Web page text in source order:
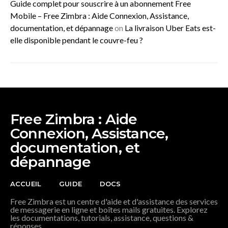
Guide complet pour souscrire à un abonnement Free
Mobile – Free Zimbra : Aide Connexion, Assistance,
documentation, et dépannageon La livraison Uber Eats est-
elle disponible pendant le couvre-feu ?
Free Zimbra : Aide
Connexion, Assistance,
documentation, et
dépannage
ACCUEIL GUIDE DOCS
Free Zimbra est un centre d'aide et d'assistance des services
de messagerie en ligne et boîtes mails gratuites. Explorez
les documentations, tutorials, assistance, questions &
réponses.